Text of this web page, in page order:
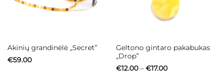
Akinių grandinėlė „Secret”
€59.00
Geltono gintaro pakabukas
„Drop”
€12.00 – €17.00Price